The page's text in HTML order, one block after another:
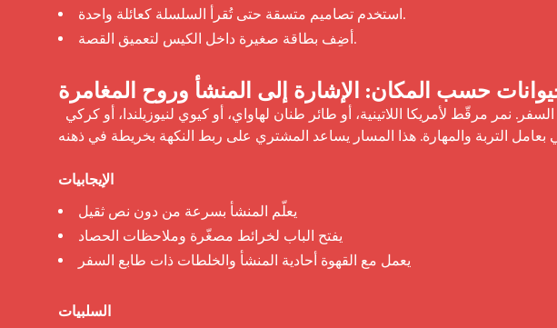
استخدم تصاميم متسقة حتى تُقرأ السلسلة كعائلة واحدة.
أضِف بطاقة صغيرة داخل الكيس لتعميق القصة.
حسب المكان: الإشارة إلى المنشأ وروح المغامرة
بعامل التربة والمهارة. هذا المسار يساعد المشتري على ربط النكهة بخريطة في ذهنه.
الإيجابيات
يعلّم المنشأ بسرعة من دون نص ثقيل
يفتح الباب لخرائط مصغّرة وملاحظات الحصاد
يعمل مع القهوة أحادية المنشأ والخلطات ذات طابع السفر
السلبيات